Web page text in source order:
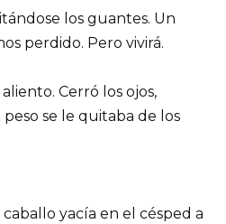
los guantes. Un
perdido. Pero vivirá.
Cerró los ojos,
se le quitaba de los
yacía en el césped a